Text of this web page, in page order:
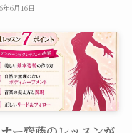
年6月16日